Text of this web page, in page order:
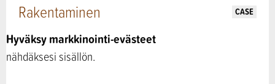
Rakentaminen CASE
Hyväksy markkinointi-evästeet
nähdäksesi sisällön.